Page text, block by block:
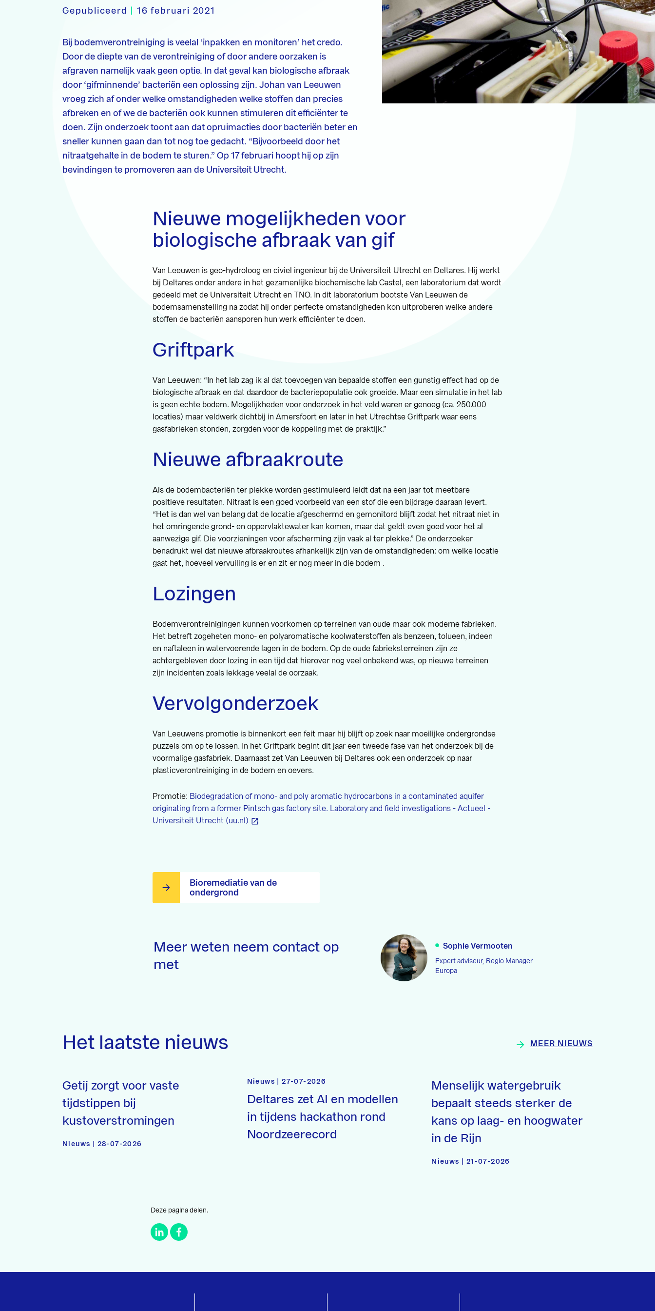
Gepubliceerd |16 februari 2021
Bij bodemverontreiniging is veelal ‘inpakken en monitoren’ het credo.
Door de diepte van de verontreiniging of door andere oorzaken is
afgraven namelijk vaak geen optie. In dat geval kan biologische afbraak
door ‘gifminnende’ bacteriën een oplossing zijn. Johan van Leeuwen
vroeg zich af onder welke omstandigheden welke stoffen dan precies
afbreken en of we de bacteriën ook kunnen stimuleren dit efficiënter te
doen. Zijn onderzoek toont aan dat opruimacties door bacteriën beter en
sneller kunnen gaan dan tot nog toe gedacht. “Bijvoorbeeld door het
nitraatgehalte in de bodem te sturen.” Op 17 februari hoopt hij op zijn
bevindingen te promoveren aan de Universiteit Utrecht.
Nieuwe mogelijkheden voor
biologische afbraak van gif
Van Leeuwen is geo-hydroloog en civiel ingenieur bij de Universiteit Utrecht en Deltares. Hij werkt
bij Deltares onder andere in het gezamenlijke biochemische lab Castel, een laboratorium dat wordt
gedeeld met de Universiteit Utrecht en TNO. In dit laboratorium bootste Van Leeuwen de
bodemsamenstelling na zodat hij onder perfecte omstandigheden kon uitproberen welke andere
stoffen de bacteriën aansporen hun werk efficiënter te doen.
Griftpark
Van Leeuwen: “In het lab zag ik al dat toevoegen van bepaalde stoffen een gunstig effect had op de
biologische afbraak en dat daardoor de bacteriepopulatie ook groeide. Maar een simulatie in het lab
is geen echte bodem. Mogelijkheden voor onderzoek in het veld waren er genoeg (ca. 250.000
locaties) maar veldwerk dichtbij in Amersfoort en later in het Utrechtse Griftpark waar eens
gasfabrieken stonden, zorgden voor de koppeling met de praktijk.”
Nieuwe afbraakroute
Als de bodembacteriën ter plekke worden gestimuleerd leidt dat na een jaar tot meetbare
positieve resultaten. Nitraat is een goed voorbeeld van een stof die een bijdrage daaraan levert.
“Het is dan wel van belang dat de locatie afgeschermd en gemonitord blijft zodat het nitraat niet in
het omringende grond- en oppervlaktewater kan komen, maar dat geldt even goed voor het al
aanwezige gif. Die voorzieningen voor afscherming zijn vaak al ter plekke.” De onderzoeker
benadrukt wel dat nieuwe afbraakroutes afhankelijk zijn van de omstandigheden: om welke locatie
gaat het, hoeveel vervuiling is er en zit er nog meer in die bodem .
Lozingen
Bodemverontreinigingen kunnen voorkomen op terreinen van oude maar ook moderne fabrieken.
Het betreft zogeheten mono- en polyaromatische koolwaterstoffen als benzeen, tolueen, indeen
en naftaleen in watervoerende lagen in de bodem. Op de oude fabrieksterreinen zijn ze
achtergebleven door lozing in een tijd dat hierover nog veel onbekend was, op nieuwe terreinen
zijn incidenten zoals lekkage veelal de oorzaak.
Vervolgonderzoek
Van Leeuwens promotie is binnenkort een feit maar hij blijft op zoek naar moeilijke ondergrondse
puzzels om op te lossen. In het Griftpark begint dit jaar een tweede fase van het onderzoek bij de
voormalige gasfabriek. Daarnaast zet Van Leeuwen bij Deltares ook een onderzoek op naar
plasticverontreiniging in de bodem en oevers.
Promotie: Biodegradation of mono- and poly aromatic hydrocarbons in a contaminated aquifer
originating from a former Pintsch gas factory site. Laboratory and field investigations - Actueel -
Universiteit Utrecht (uu.nl)
Bioremediatie van de
ondergrond
Meer weten neem contact op
met
Sophie Vermooten
Expert adviseur, Regio Manager
Europa
Het laatste nieuws MEER NIEUWS
Getij zorgt voor vaste
tijdstippen bij
kustoverstromingen
Nieuws | 28-07-2026
Nieuws | 27-07-2026
Deltares zet AI en modellen
in tijdens hackathon rond
Noordzeerecord
Menselijk watergebruik
bepaalt steeds sterker de
kans op laag- en hoogwater
in de Rijn
Nieuws | 21-07-2026
Deze pagina delen.